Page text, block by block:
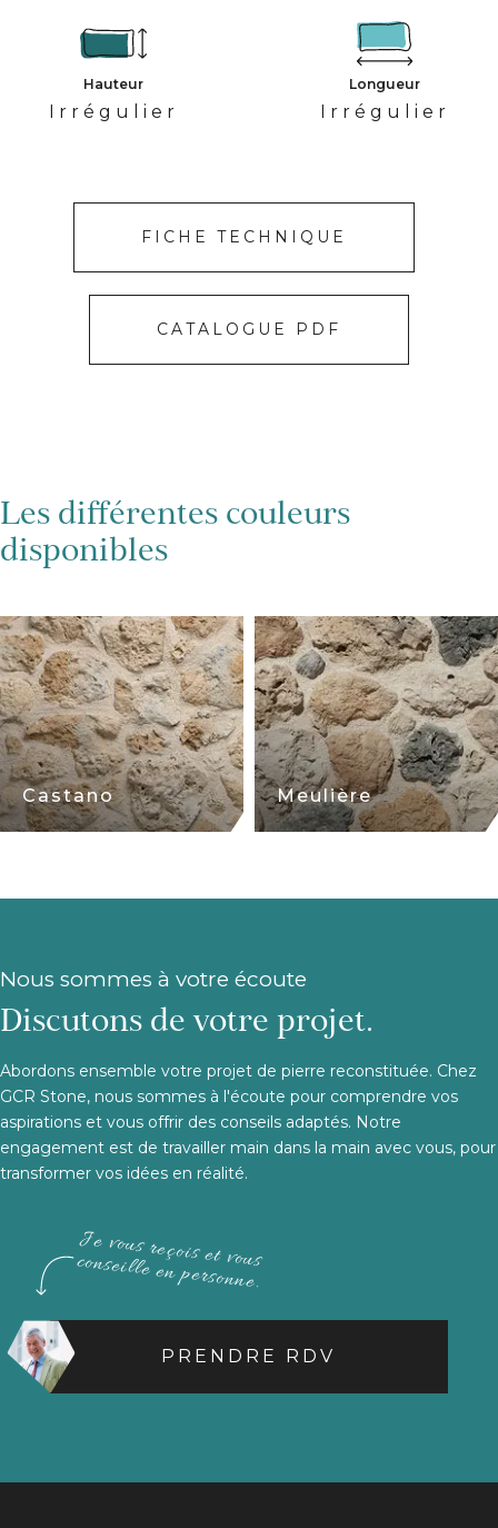
Hauteur
Irrégulier
Longueur
Irrégulier
FICHE TECHNIQUE
CATALOGUE PDF
Les différentes couleurs
disponibles
Castano Meulière
Nous sommes à votre écoute
Discutons de votre projet.
Abordons ensemble votre projet de pierre reconstituée. Chez
GCR Stone, nous sommes à l'écoute pour comprendre vos
aspirations et vous offrir des conseils adaptés. Notre
engagement est de travailler main dans la main avec vous, pour
transformer vos idées en réalité.
Je vous reçois et vous conseille en personne.
PRENDRE RDV